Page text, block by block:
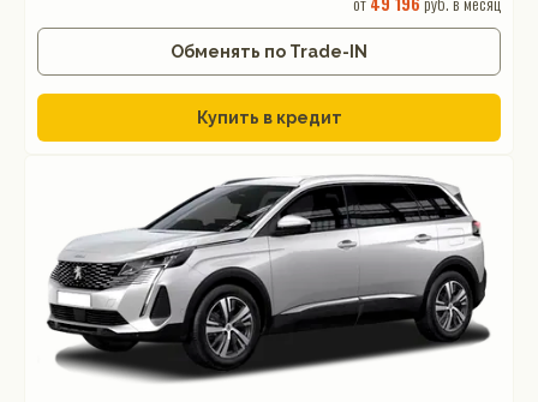
Обменять по Trade-IN
Купить в кредит